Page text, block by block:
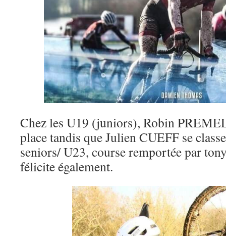
Chez les U19 (juniors), Robin
place tandis que Julien CUEFF se
seniors/ U23, course remportée par
félicite également.